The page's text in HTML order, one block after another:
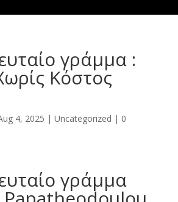
γράμμα :
Κόστος
4, 2025 | Uncategorized | 0
γράμμα